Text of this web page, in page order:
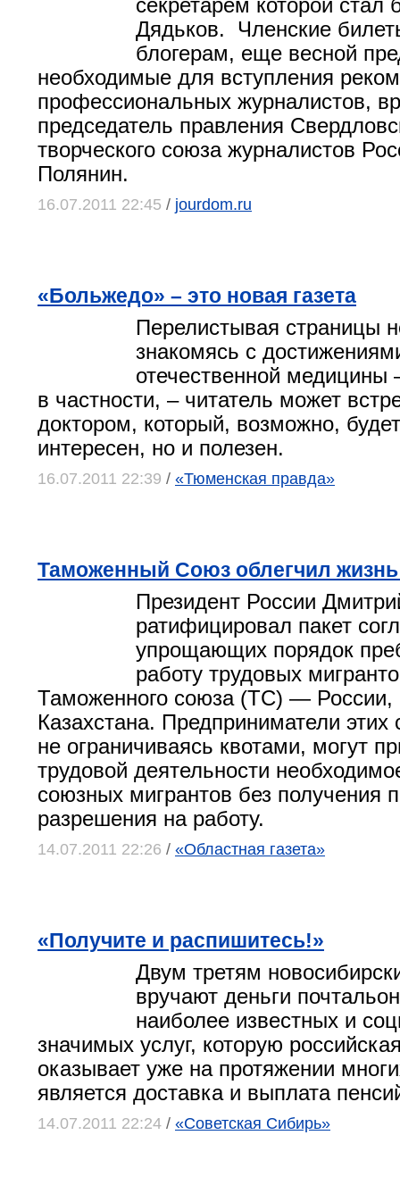
секретарем которой стал
Дядьков. Членские
блогерам, еще весной
необходимые для вступления
профессиональных журналистов,
председатель правления
творческого союза журналистов
Полянин.
16.07.2011 22:45 / jourdom.ru
«Больжедо» – это новая газета
Перелистывая страницы
знакомясь с
отечественной медицины
в частности, – читатель может
доктором, который, возможно,
интересен, но и полезен.
16.07.2011 22:39 / «Тюменская правда»
Таможенный Союз облегчил жизнь
Президент России
ратифицировал пакет
упрощающих порядок
работу трудовых
Таможенного союза (ТС) — России,
Казахстана. Предприниматели этих
не ограничиваясь квотами, могут
трудовой деятельности
союзных мигрантов без получения
разрешения на работу.
14.07.2011 22:26 / «Областная газета»
«Получите и распишитесь!»
Двум третям
вручают деньги
наиболее известных и
значимых услуг, которую
оказывает уже на протяжении
является доставка и выплата
14.07.2011 22:24 / «Советская Сибирь»